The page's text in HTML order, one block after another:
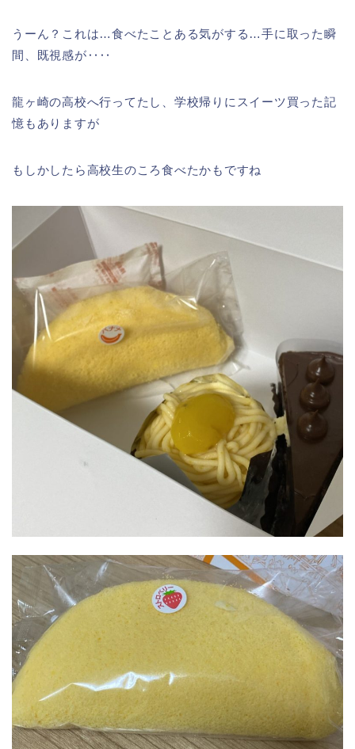
うーん？これは…食べたことある気がする…手に取った瞬
間、既視感が‥‥
龍ヶ崎の高校へ行ってたし、学校帰りにスイーツ買った記
憶もありますが
もしかしたら高校生のころ食べたかもですね